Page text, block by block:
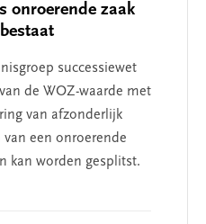
onroerende zaak
successiewet
de WOZ-waarde met
van afzonderlijk
een onroerende
kan worden gesplitst.